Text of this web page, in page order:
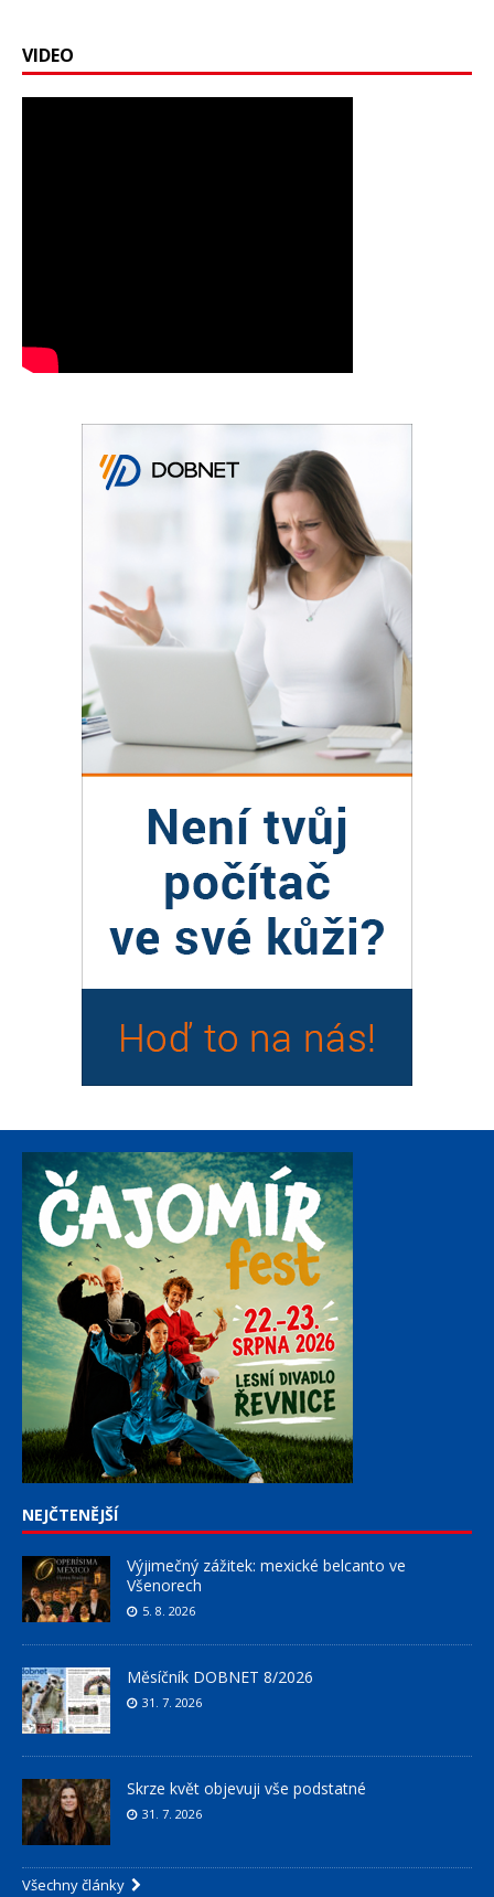
VIDEO
NEJČTENĚJŠÍ
Výjimečný zážitek: mexické belcanto ve
Všenorech
5. 8. 2026
Měsíčník DOBNET 8/2026
31. 7. 2026
Skrze květ objevuji vše podstatné
31. 7. 2026
Všechny články